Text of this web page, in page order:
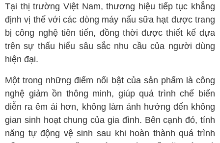
Tại thị trường Việt Nam, thương hiệu tiếp tục khẳng
định vị thế với các dòng máy nấu sữa hạt được trang
bị công nghệ tiên tiến, đồng thời được thiết kế dựa
trên sự thấu hiểu sâu sắc nhu cầu của người dùng
hiện đại.
Một trong những điểm nổi bật của sản phẩm là công
nghệ giảm ồn thông minh, giúp quá trình chế biến
diễn ra êm ái hơn, không làm ảnh hưởng đến không
gian sinh hoạt chung của gia đình. Bên cạnh đó, tính
năng tự động vệ sinh sau khi hoàn thành quá trình